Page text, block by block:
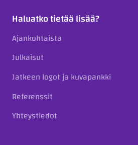
Haluatko tietää lisää?
Ajankohtaista
Julkaisut
Jatkeen logot ja kuvapankki
Referenssit
Yhteystiedot